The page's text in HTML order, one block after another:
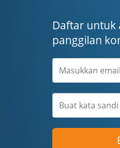
Daftar untuk
panggilan